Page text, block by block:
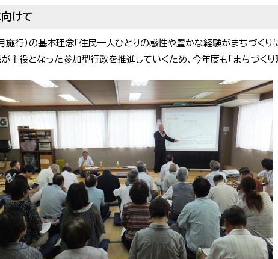
けて
行）の基本理念「住民一人ひとりの感性や豊かな経験がまちづくり
主役となった参加型行政を推進していくため、今年度も「まちづくり